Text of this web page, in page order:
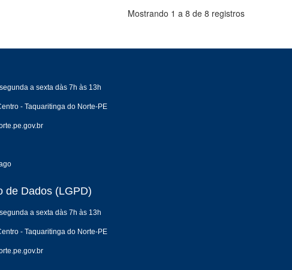
Mostrando 1 a 8 de 8 registros
a sexta dàs 7h às 13h
- Taquaritinga do Norte-PE
de Dados (LGPD)
a sexta dàs 7h às 13h
- Taquaritinga do Norte-PE